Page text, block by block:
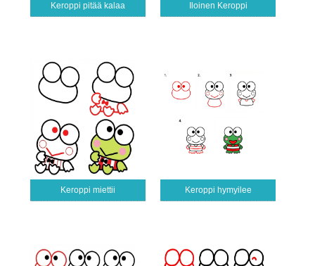
Keroppi pitää kalaa Iloinen Keroppi
Keroppi miettii Keroppi hymyilee